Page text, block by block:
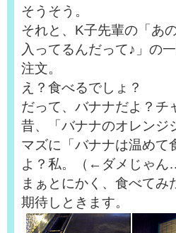
そうそう。
それと、K子先輩の「あ
入ってるんだって♪」の
注文。
え？食べるでしょ？
だって、バナナだよ？チ
昔、「バナナのオレンジ
マズに「バナナは温めて
よ？私。（←ダメじゃん
まぁとにかく、食べて
期待しときます。